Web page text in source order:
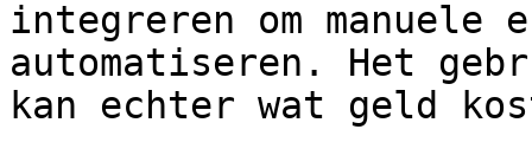
integreren om
automatiseren. Het
kan echter wat geld